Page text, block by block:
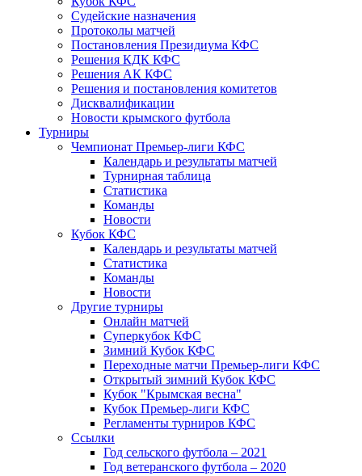
Судейские назначения
Протоколы матчей
Постановления Президиума КФС
Решения КДК КФС
Решения АК КФС
Решения и постановления комитетов
Дисквалификации
Новости крымского футбола
Турниры
Чемпионат Премьер-лиги КФС
Календарь и результаты матчей
Турнирная таблица
Статистика
Команды
Новости
Кубок КФС
Календарь и результаты матчей
Статистика
Команды
Новости
Другие турниры
Онлайн матчей
Суперкубок КФС
Зимний Кубок КФС
Переходные матчи Премьер-лиги КФС
Открытый зимний Кубок КФС
Кубок "Крымская весна"
Кубок Премьер-лиги КФС
Регламенты турниров КФС
Ссылки
Год сельского футбола – 2021
Год ветеранского футбола – 2020